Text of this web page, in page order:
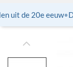
de 20e eeuw•